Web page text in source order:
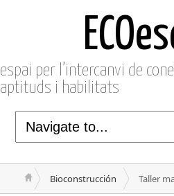
espai per l’intercanvi de
aptituds i habilitats
Bioconstrucción Taller